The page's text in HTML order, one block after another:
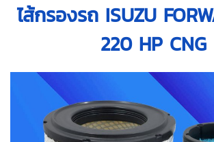
ไส้กรองรถ ISUZU
220 HP CNG